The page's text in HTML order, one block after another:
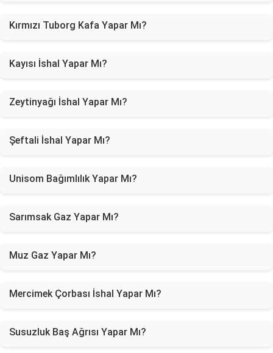
Kırmızı Tuborg Kafa Yapar Mı?
Kayısı İshal Yapar Mı?
Zeytinyağı İshal Yapar Mı?
Şeftali İshal Yapar Mı?
Unisom Bağımlılık Yapar Mı?
Sarımsak Gaz Yapar Mı?
Muz Gaz Yapar Mı?
Mercimek Çorbası İshal Yapar Mı?
Susuzluk Baş Ağrısı Yapar Mı?